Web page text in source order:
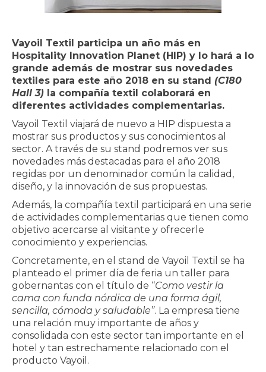
Vayoil Textil participa un año más en
Hospitality Innovation Planet (HIP) y lo hará a lo
grande además de mostrar sus novedades
textiles para este año 2018 en su stand (C180
Hall 3) la compañía textil colaborará en
diferentes actividades complementarias.
Vayoil Textil viajará de nuevo a HIP dispuesta a
mostrar sus productos y sus conocimientos al
sector. A través de su stand podremos ver sus
novedades más destacadas para el año 2018
regidas por un denominador común la calidad,
diseño, y la innovación de sus propuestas.
Además, la compañía textil participará en una serie
de actividades complementarias que tienen como
objetivo acercarse al visitante y ofrecerle
conocimiento y experiencias.
Concretamente, en el stand de Vayoil Textil se ha
planteado el primer día de feria un taller para
gobernantas con el título de “Como vestir la
cama con funda nórdica de una forma ágil,
sencilla, cómoda y saludable”. La empresa tiene
una relación muy importante de años y
consolidada con este sector tan importante en el
hotel y tan estrechamente relacionado con el
producto Vayoil.